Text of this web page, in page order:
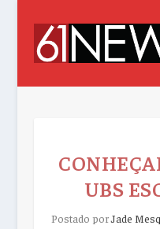
UBS
Postado porJade